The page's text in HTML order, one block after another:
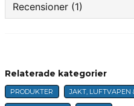
question
Fråga oss något om
name
Namn
Recensioner (1)
trädgården till tonåringen.
Relaterade kategorier
PRODUKTER JAKT, LUFTVAPEN